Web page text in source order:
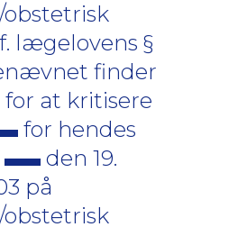
lægelovens §
finder
at kritisere
for hendes
den 19.
på